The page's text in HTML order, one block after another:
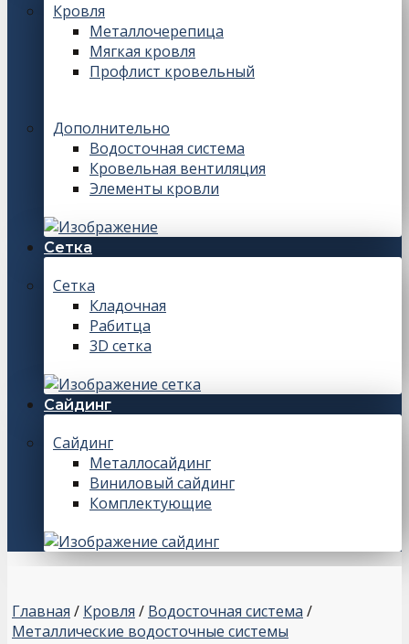
Кровля
Металлочерепица
Мягкая кровля
Профлист кровельный
Дополнительно
Водосточная система
Кровельная вентиляция
Элементы кровли
Сетка
Сетка
Кладочная
Рабитца
3D сетка
Сайдинг
Сайдинг
Металлосайдинг
Виниловый сайдинг
Комплектующие
Главная / Кровля / Водосточная система /
Металлические водосточные системы